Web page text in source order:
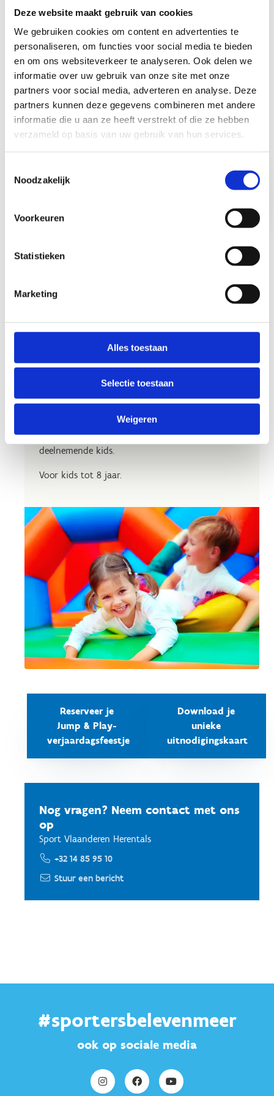
Deze website maakt gebruik van cookies
We gebruiken cookies om content en advertenties te
personaliseren, om functies voor social media te bieden
en om ons websiteverkeer te analyseren. Ook delen we
informatie over uw gebruik van onze site met onze
partners voor social media, adverteren en analyse. Deze
partners kunnen deze gegevens combineren met andere
informatie die u aan ze heeft verstrekt of die ze hebben
verzameld op basis van uw gebruik van hun services.
Noodzakelijk
Voorkeuren
Statistieken
Marketing
Alles toestaan
Selectie toestaan
Weigeren
betaalt).
Tip: om 100% zeker te zijn van je
voorkeursdatum reserveer je best 8 weken op
voorhand.
Jump & Play-
Practicals van 't Jump & Play-
Zondag 13.00 - 15.00 uur
begeleiding. Minimum 10-, maximum 20 kids.
Kom je toch met minder dan 10 kinderen? Dan
betaal je het bedrag dat overeen komt met 10
deelnemende kids.
Voor kids tot 8 jaar.
Reserveer je
Jump & Play-
verjaardagsfeestje
Download je
unieke
uitnodigingskaart
Nog vragen? Neem contact met ons
op
Sport Vlaanderen Herentals
+32 14 85 95 10
Stuur een bericht
#sportersbelevenmeer
ook op sociale media